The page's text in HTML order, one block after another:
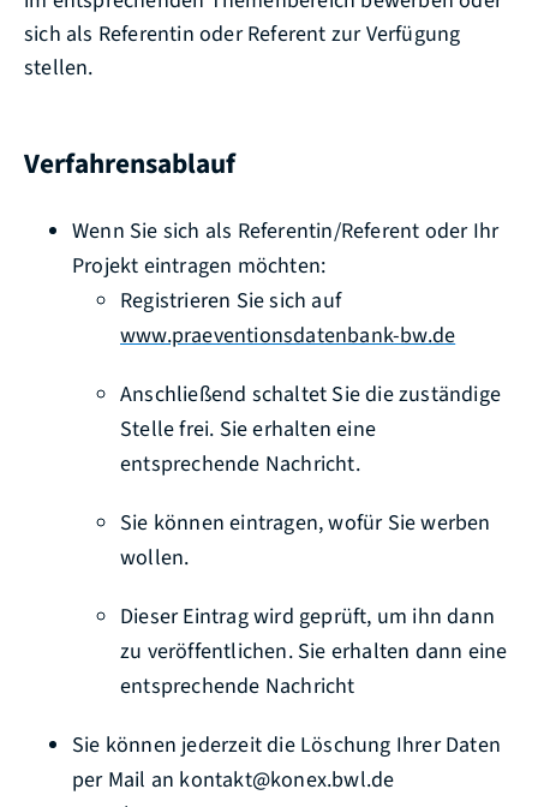
sich als Referentin oder Referent zur Verfügung
stellen.
Verfahrensablauf
Wenn Sie sich als Referentin/Referent oder Ihr
Projekt eintragen möchten:
Registrieren Sie sich auf
www.praeventionsdatenbank-bw.de
Anschließend schaltet Sie die zuständige
Stelle frei. Sie erhalten eine
entsprechende Nachricht.
Sie können eintragen, wofür Sie werben
wollen.
Dieser Eintrag wird geprüft, um ihn dann
zu veröffentlichen. Sie erhalten dann eine
entsprechende Nachricht
Sie können jederzeit die Löschung Ihrer Daten
per Mail an kontakt@konex.bwl.de